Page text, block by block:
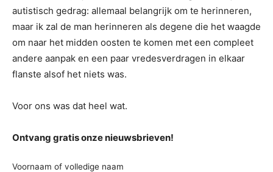
autistisch gedrag: allemaal belangrijk om te herinneren,
maar ik zal de man herinneren als degene die het waagde
om naar het midden oosten te komen met een compleet
andere aanpak en een paar vredesverdragen in elkaar
flanste alsof het niets was.
Voor ons was dat heel wat.
Ontvang gratis onze nieuwsbrieven!
Voornaam of volledige naam